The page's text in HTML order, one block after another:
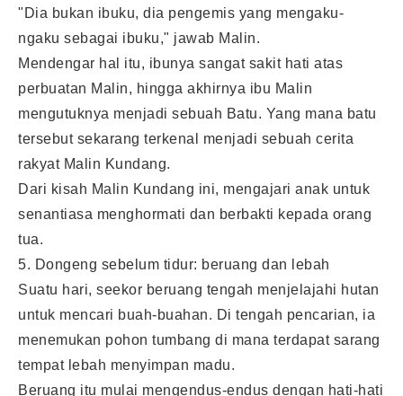
"Dia bukan ibuku, dia pengemis yang mengaku-
ngaku sebagai ibuku," jawab Malin.
Mendengar hal itu, ibunya sangat sakit hati atas
perbuatan Malin, hingga akhirnya ibu Malin
mengutuknya menjadi sebuah Batu. Yang mana batu
tersebut sekarang terkenal menjadi sebuah cerita
rakyat Malin Kundang.
Dari kisah Malin Kundang ini, mengajari anak untuk
senantiasa menghormati dan berbakti kepada orang
tua.
5. Dongeng sebelum tidur: beruang dan lebah
Suatu hari, seekor beruang tengah menjelajahi hutan
untuk mencari buah-buahan. Di tengah pencarian, ia
menemukan pohon tumbang di mana terdapat sarang
tempat lebah menyimpan madu.
Beruang itu mulai mengendus-endus dengan hati-hati